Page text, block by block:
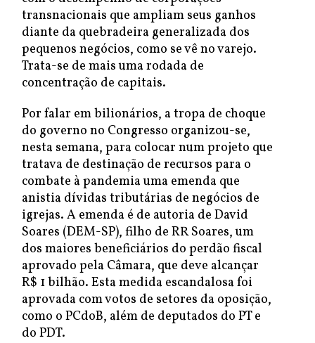
transnacionais que ampliam seus ganhos
diante da quebradeira generalizada dos
pequenos negócios, como se vê no varejo.
Trata-se de mais uma rodada de
concentração de capitais.
Por falar em bilionários, a tropa de choque
do governo no Congresso organizou-se,
nesta semana, para colocar num projeto que
tratava de destinação de recursos para o
combate à pandemia uma emenda que
anistia dívidas tributárias de negócios de
igrejas. A emenda é de autoria de David
Soares (DEM-SP), filho de RR Soares, um
dos maiores beneficiários do perdão fiscal
aprovado pela Câmara, que deve alcançar
R$ 1 bilhão. Esta medida escandalosa foi
aprovada com votos de setores da oposição,
como o PCdoB, além de deputados do PT e
do PDT.